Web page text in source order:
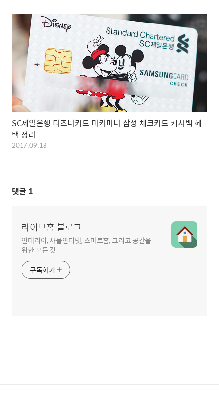
SC제일은행 디즈니카드 미키미니 삼성 체크카드 캐시백 혜
택 정리
2017.09.18
댓글 1
라이브홈 블로그
인테리어, 사물인터넷, 스마트홈, 그리고 공간을
위한 모든 것
구독하기